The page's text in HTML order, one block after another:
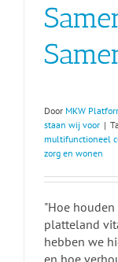
Door MKW
staan wij voor |
multifunctioneel
zorg en wonen
"Hoe
platteland
hebben we
en hoe